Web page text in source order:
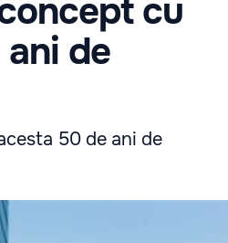
cu
de
50 de ani de